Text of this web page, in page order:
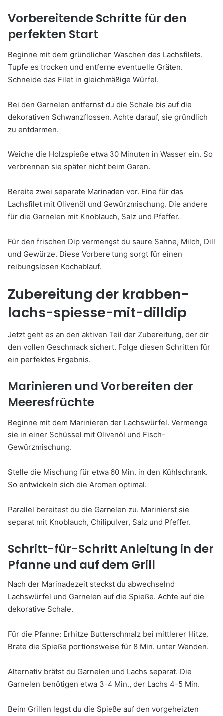
Vorbereitende Schritte für den
perfekten Start
Beginne mit dem gründlichen Waschen des Lachsfilets.
Tupfe es trocken und entferne eventuelle Gräten.
Schneide das Filet in gleichmäßige Würfel.
Bei den Garnelen entfernst du die Schale bis auf die
dekorativen Schwanzflossen. Achte darauf, sie gründlich
zu entdarmen.
Weiche die Holzspieße etwa 30 Minuten in Wasser ein. So
verbrennen sie später nicht beim Garen.
Bereite zwei separate Marinaden vor. Eine für das
Lachsfilet mit Olivenöl und Gewürzmischung. Die andere
für die Garnelen mit Knoblauch, Salz und Pfeffer.
Für den frischen Dip vermengst du saure Sahne, Milch, Dill
und Gewürze. Diese Vorbereitung sorgt für einen
reibungslosen Kochablauf.
Zubereitung der krabben-
lachs-spiesse-mit-dilldip
Jetzt geht es an den aktiven Teil der Zubereitung, der dir
den vollen Geschmack sichert. Folge diesen Schritten für
ein perfektes Ergebnis.
Marinieren und Vorbereiten der
Meeresfrüchte
Beginne mit dem Marinieren der Lachswürfel. Vermenge
sie in einer Schüssel mit Olivenöl und Fisch-
Gewürzmischung.
Stelle die Mischung für etwa 60 Min. in den Kühlschrank.
So entwickeln sich die Aromen optimal.
Parallel bereitest du die Garnelen zu. Marinierst sie
separat mit Knoblauch, Chilipulver, Salz und Pfeffer.
Schritt-für-Schritt Anleitung in der
Pfanne und auf dem Grill
Nach der Marinadezeit steckst du abwechselnd
Lachswürfel und Garnelen auf die Spieße. Achte auf die
dekorative Schale.
Für die Pfanne: Erhitze Butterschmalz bei mittlerer Hitze.
Brate die Spieße portionsweise für 8 Min. unter Wenden.
Alternativ brätst du Garnelen und Lachs separat. Die
Garnelen benötigen etwa 3-4 Min., der Lachs 4-5 Min.
Beim Grillen legst du die Spieße auf den vorgeheizten